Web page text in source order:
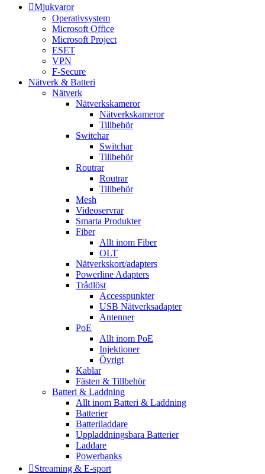
Mjukvaror
Operativsystem
Microsoft Office
Microsoft Project
ESET
VPN
F-Secure
Nätverk & Batteri
Nätverk
Nätverkskameror
Nätverkskameror
Tillbehör
Switchar
Switchar
Tillbehör
Routrar
Routrar
Tillbehör
Mesh
Videoservrar
Smarta Produkter
Fiber
Allt inom Fiber
OLT
Nätverkskort/adapters
Powerline Adapters
Trådlöst
Accesspunkter
USB Nätverksadapter
Antenner
PoE
Allt inom PoE
Injektioner
Övrigt
Kablar
Fästen & Tillbehör
Batteri & Laddning
Allt inom Batteri & Laddning
Batterier
Batteriladdare
Uppladdningsbara Batterier
Laddare
Powerbanks
Streaming & E-sport